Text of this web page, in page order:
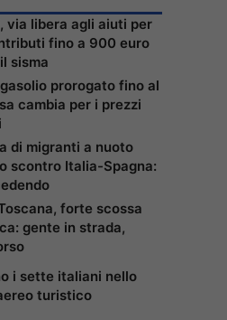
via libera agli aiuti per
fino a 900 euro
sisma
prorogato fino al
cambia per i prezzi
di migranti a nuoto
scontro Italia-Spagna:
forte scossa
gente in strada,
i sette italiani nello
turistico